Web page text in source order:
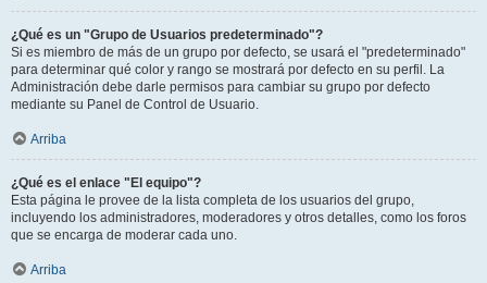
¿Qué es un "Grupo de Usuarios predeterminado"?
Si es miembro de más de un grupo por defecto, se usará el "predeterminado"
para determinar qué color y rango se mostrará por defecto en su perfil. La
Administración debe darle permisos para cambiar su grupo por defecto
mediante su Panel de Control de Usuario.
Arriba
¿Qué es el enlace "El equipo"?
Esta página le provee de la lista completa de los usuarios del grupo,
incluyendo los administradores, moderadores y otros detalles, como los foros
que se encarga de moderar cada uno.
Arriba